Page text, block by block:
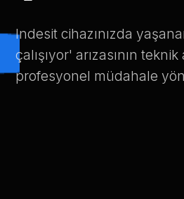
Indesit cihazınızda
çalışıyor' arızasının
profesyonel müdahale